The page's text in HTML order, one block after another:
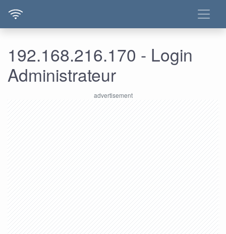
192.168.216.170 - Login
Administrateur